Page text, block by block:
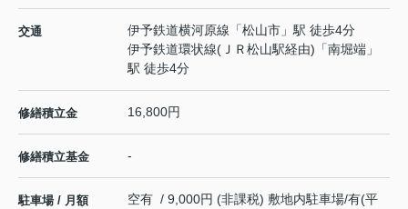
交通 伊予鉄道横河原線 「松山市 」駅 徒歩4分
伊予鉄道環状線(ＪＲ松山駅経由) 「南堀端 」
駅 徒歩4分
修繕積立金 16,800円
修繕積立基金 -
駐車場 / 月額
空有 / 9,000円 (非課税) 敷地内駐車場/有(平